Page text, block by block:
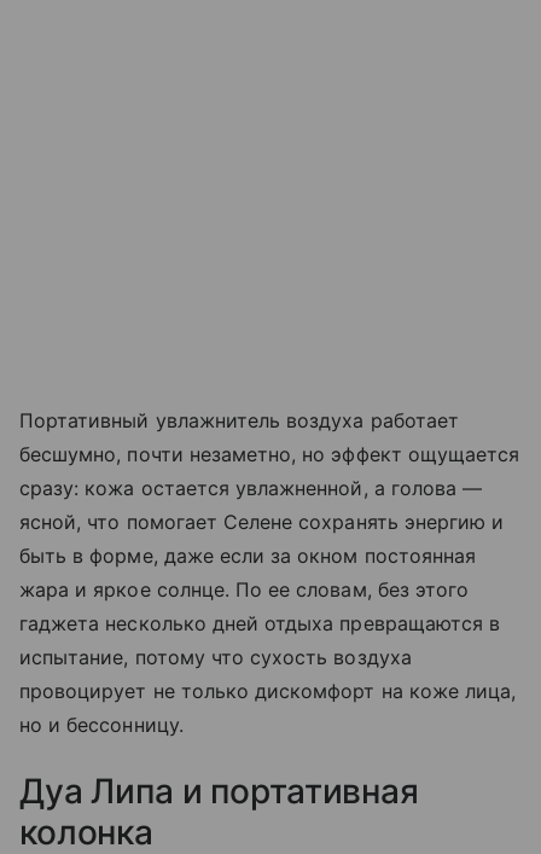
Портативный увлажнитель воздуха работает
бесшумно, почти незаметно, но эффект ощущается
сразу: кожа остается увлажненной, а голова —
ясной, что помогает Селене сохранять энергию и
быть в форме, даже если за окном постоянная
жара и яркое солнце. По ее словам, без этого
гаджета несколько дней отдыха превращаются в
испытание, потому что сухость воздуха
провоцирует не только дискомфорт на коже лица,
но и бессонницу.
Дуа Липа и портативная
колонка